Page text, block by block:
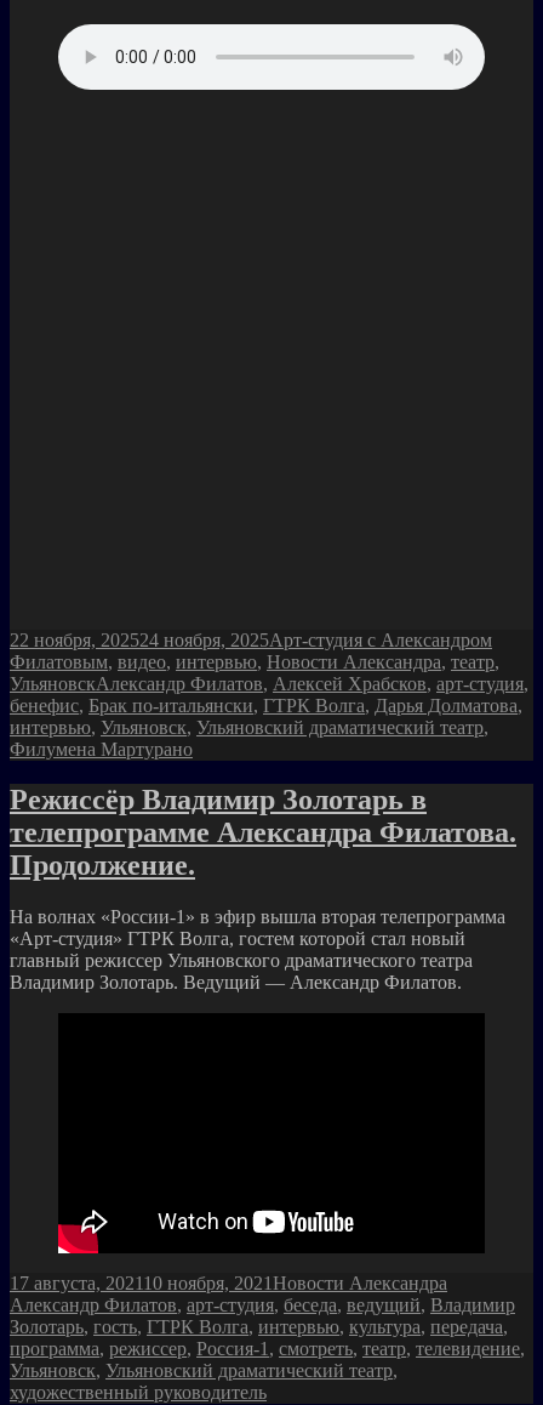
Опубликовано
22 ноября, 202524 ноября, 2025Рубрики
Арт-студия с Александром
Филатовым, видео, интервью, Новости Александра, театр,
УльяновскМетки
Александр Филатов, Алексей Храбсков, арт-студия,
бенефис, Брак по-итальянски, ГТРК Волга, Дарья Долматова,
интервью, Ульяновск, Ульяновский драматический театр,
Филумена Мартурано
Режиссёр Владимир Золотарь в
телепрограмме Александра Филатова.
Продолжение.
На волнах «России-1» в эфир вышла вторая телепрограмма
«Арт-студия» ГТРК Волга, гостем которой стал новый
главный режиссер Ульяновского драматического театра
Владимир Золотарь. Ведущий — Александр Филатов.
Опубликовано
17 августа, 202110 ноября, 2021Рубрики
Новости Александра
Александр Филатов, арт-студия, беседа, ведущий, Владимир
Золотарь, гость, ГТРК Волга, интервью, культура, передача,
программа, режиссер, Россия-1 , смотреть, театр, телевидение,
Ульяновск, Ульяновский драматический театр,
художественный руководитель